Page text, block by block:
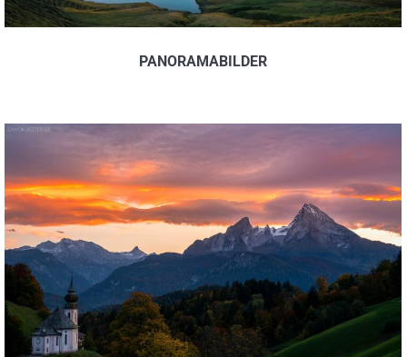
PANORAMABILDER